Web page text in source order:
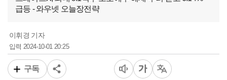
급등 - 와우넷 오늘장전략
이휘경 기자
입력2024-10-01 20:25
구독